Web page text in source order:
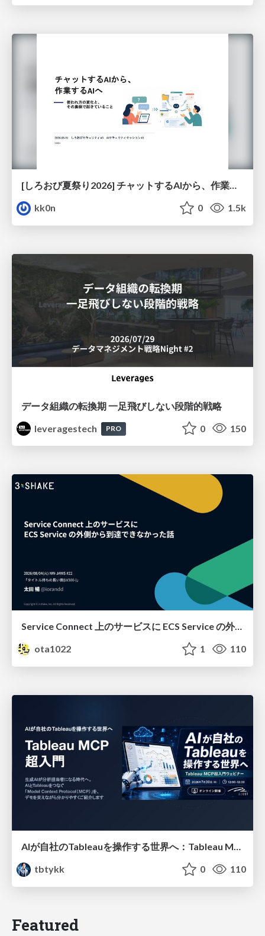
[しろおび夏祭り2026] チャットするAIから、作業するAIへ - 使われ方の変化と、その裏側で起きていること
kk0n
0 1.5k
データ組織の転換期 一足飛びしない段階的戦略
leveragestech
PRO 0 150
Service Connect 上のサービスに ECS Service の外側から到達できなかった話
ota1022
1 110
AIが自社のTableauを操作する世界へ：Tableau MCP超入門
tbtykk
0 110
Featured